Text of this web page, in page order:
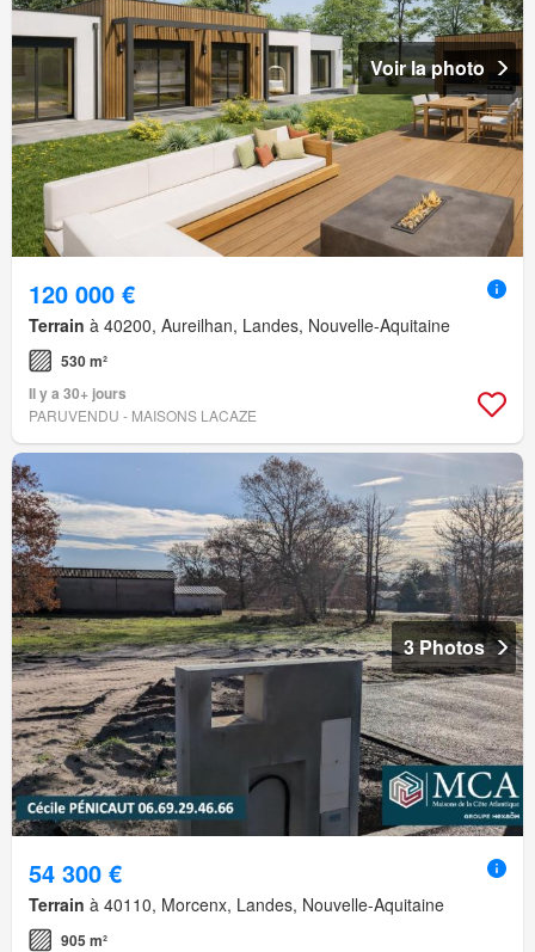
Voir la photo
120 000 €
Terrain à 40200, Aureilhan, Landes, Nouvelle-Aquitaine
530 m²
Il y a 30+ jours
PARUVENDU - MAISONS LACAZE
3 Photos
54 300 €
Terrain à 40110, Morcenx, Landes, Nouvelle-Aquitaine
905 m²